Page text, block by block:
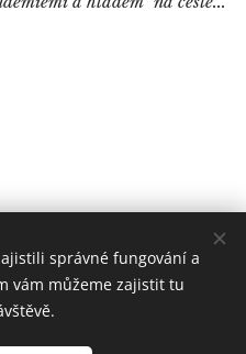
2019
správné fungování a
vám můžeme zajistit tu